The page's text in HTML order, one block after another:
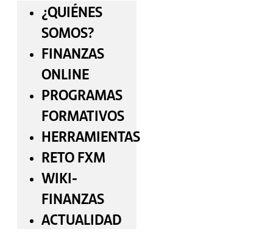
¿QUIÉNES
SOMOS?
FINANZAS
ONLINE
PROGRAMAS
FORMATIVOS
HERRAMIENTAS
RETO FXM
WIKI-
FINANZAS
ACTUALIDAD